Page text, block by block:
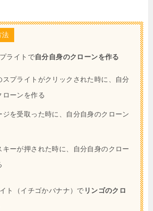
法
ライトで自分自身のクローンを作る
スプライトがクリックされた時に、自分
ローンを作る
ジを受取った時に、自分自身のクローン
キーが押された時に、自分自身のクロー
ト（イチゴかバナナ）で リンゴのクロ